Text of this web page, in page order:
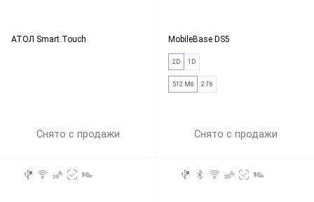
АТОЛ Smart.Touch
Снято с продажи
MobileBase DS5
2D 1D
512 Мб 2 Гб
Снято с продажи